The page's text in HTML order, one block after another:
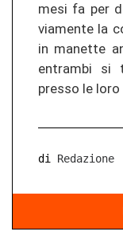
mesi fa per
via­men­te la
in ma­net­te
en­tram­bi si
pres­so le
di Redazione